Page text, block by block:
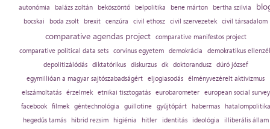
autonómia
balázs zoltán beköszöntő belpolitika bene márton bertha szilvia
bocskai boda zsolt brexit cenzúra civil ethosz civil szervezetek civil társadalom
comparative agendas project
comparative manifestos project
comparative political data sets corvinus egyetem demokrácia
demokratikus
depolitizálódás diktatórikus diskurzus dk doktorandusz dúró józsef
egymillióan a magyar sajtószabadságért eljogiasodás élményvezérelt aktivizmus
elszámoltatás
érzelmek etnikai tisztogatás eurobarometer
european social survey
facebook
filmek géntechnológia guillotine gyűjtőpárt habermas
hatalompolitika
hegedűs tamás
hibrid rezsim higiénia hitler identitás ideológia
illiberális állam